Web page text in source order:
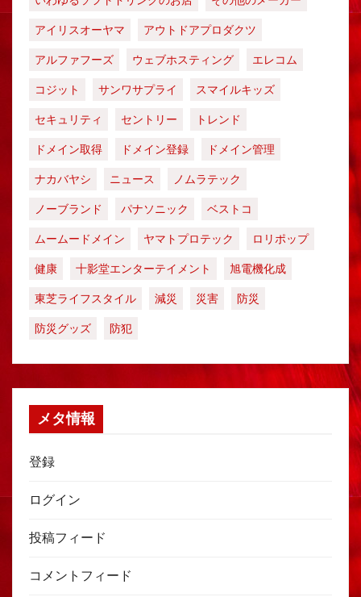
アイリスオーヤマ
アウトドアプロダクツ
アルファフーズ
ウェブホスティング
エレコム
コジット
サンワサプライ
スマイルキッズ
セキュリティ
セントリー
トレンド
ドメイン取得
ドメイン登録
ドメイン管理
ナカバヤシ
ニュース
ノムラテック
ノーブランド
パナソニック
ベストコ
ムームードメイン
ヤマトプロテック
ロリポップ
健康
十影堂エンターテイメント
旭電機化成
東芝ライフスタイル
減災 災害
防災
防災グッズ
防犯
メタ情報
登録
ログイン
投稿フィード
コメントフィード